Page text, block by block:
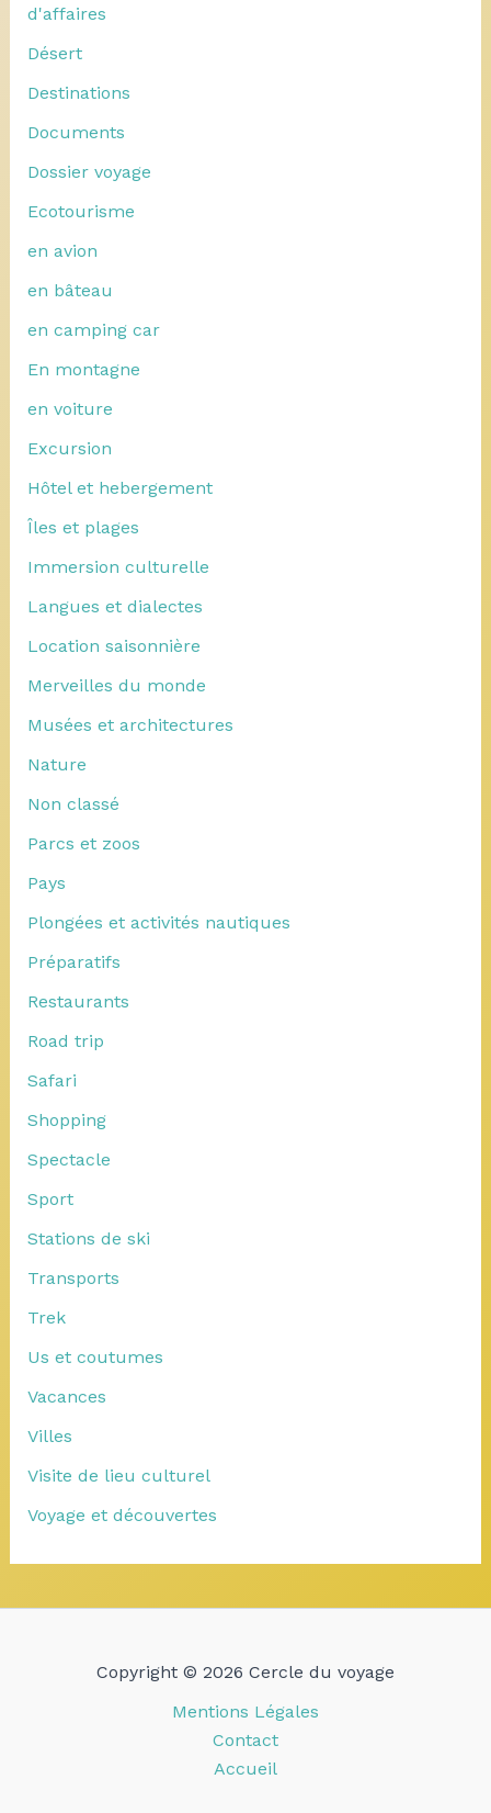
d'affaires
Désert
Destinations
Documents
Dossier voyage
Ecotourisme
en avion
en bâteau
en camping car
En montagne
en voiture
Excursion
Hôtel et hebergement
Îles et plages
Immersion culturelle
Langues et dialectes
Location saisonnière
Merveilles du monde
Musées et architectures
Nature
Non classé
Parcs et zoos
Pays
Plongées et activités nautiques
Préparatifs
Restaurants
Road trip
Safari
Shopping
Spectacle
Sport
Stations de ski
Transports
Trek
Us et coutumes
Vacances
Villes
Visite de lieu culturel
Voyage et découvertes
Copyright © 2026 Cercle du voyage
Mentions Légales
Contact
Accueil